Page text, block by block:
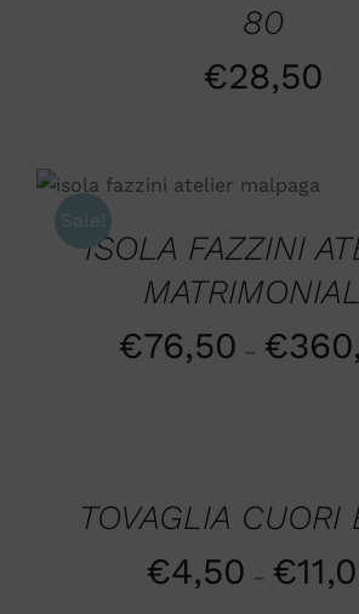
80
€28,50
Sale!
SCEGLI
/
DETTAGLI
ISOLA FAZZINI
€76,50 – €
TOVAGLIA CUORI
€4,50 – €